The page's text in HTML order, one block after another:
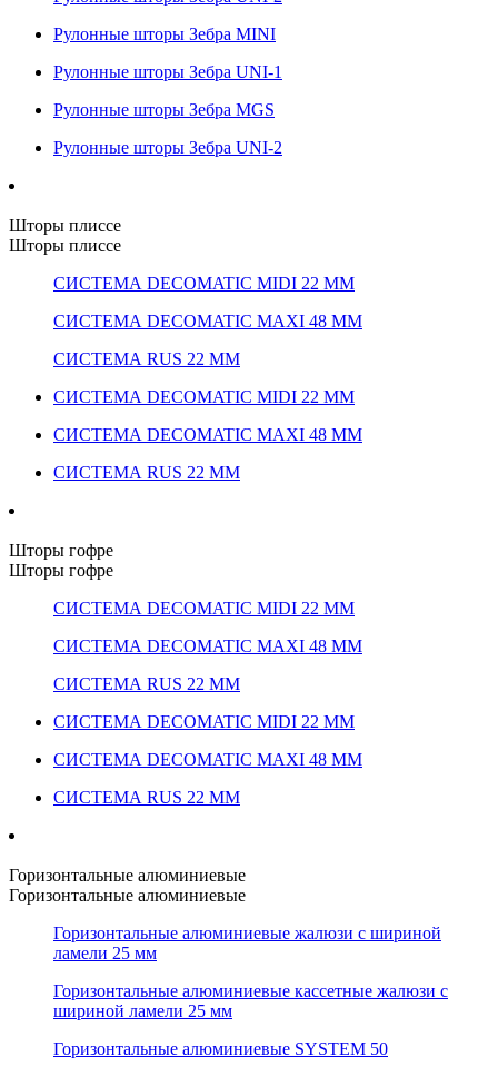
Рулонные шторы Зебра MINI
Рулонные шторы Зебра UNI-1
Рулонные шторы Зебра MGS
Рулонные шторы Зебра UNI-2
Шторы плиссе
Шторы плиссе
СИСТЕМА DECOMATIC MIDI 22 ММ
СИСТЕМА DECOMATIC MAXI 48 ММ
СИСТЕМА RUS 22 ММ
СИСТЕМА DECOMATIC MIDI 22 ММ
СИСТЕМА DECOMATIC MAXI 48 ММ
СИСТЕМА RUS 22 ММ
Шторы гофре
Шторы гофре
СИСТЕМА DECOMATIC MIDI 22 ММ
СИСТЕМА DECOMATIC MAXI 48 ММ
СИСТЕМА RUS 22 ММ
СИСТЕМА DECOMATIC MIDI 22 ММ
СИСТЕМА DECOMATIC MAXI 48 ММ
СИСТЕМА RUS 22 ММ
Горизонтальные алюминиевые
Горизонтальные алюминиевые
Горизонтальные алюминиевые жалюзи с шириной
ламели 25 мм
Горизонтальные алюминиевые кассетные жалюзи с
шириной ламели 25 мм
Горизонтальные алюминиевые SYSTEM 50